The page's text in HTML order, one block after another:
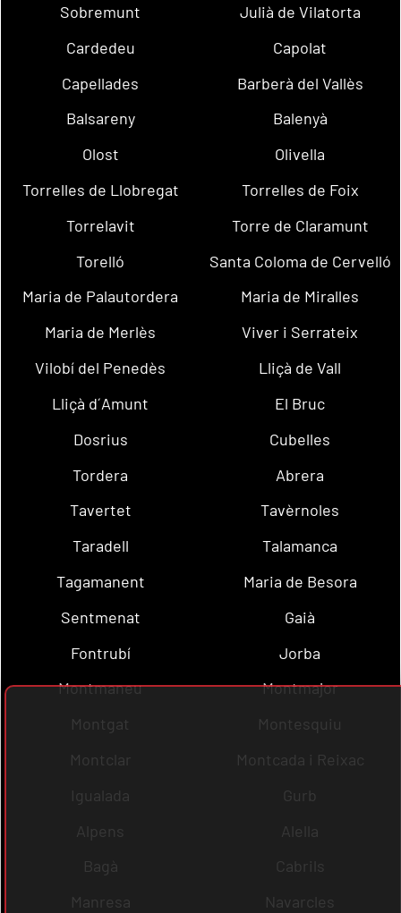
Sobremunt
Julià de Vilatorta
Cardedeu
Capolat
Capellades
Barberà del Vallès
Balsareny
Balenyà
Olost
Olivella
Torrelles de Llobregat
Torrelles de Foix
Torrelavit
Torre de Claramunt
Torelló
Santa Coloma de Cervelló
Maria de Palautordera
Maria de Miralles
Maria de Merlès
Viver i Serrateix
Vilobí del Penedès
Lliçà de Vall
Lliçà d´Amunt
El Bruc
Dosrius
Cubelles
Tordera
Abrera
Tavertet
Tavèrnoles
Taradell
Talamanca
Tagamanent
Maria de Besora
Sentmenat
Gaià
Fontrubí
Jorba
Montmaneu
Montmajor
Montgat
Montesquiu
Montclar
Montcada i Reixac
Igualada
Gurb
Alpens
Alella
Bagà
Cabrils
Manresa
Navarcles